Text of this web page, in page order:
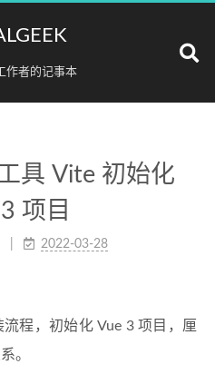
作者的记事本
具 Vite 初始化
项目
2022-03-28
程，初始化 Vue 3 项目，厘
。